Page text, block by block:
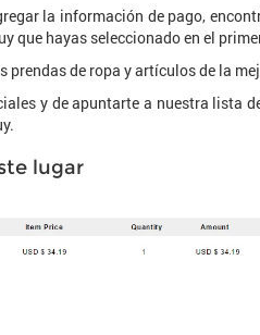
la información de pago,
que hayas seleccionado en el
prendas de ropa y artículos de la
y de apuntarte a nuestra lista
lugar